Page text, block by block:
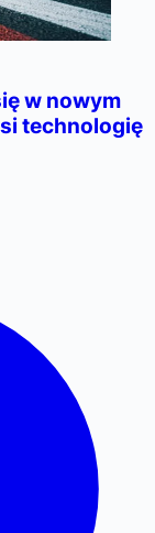
w nowym
technologię